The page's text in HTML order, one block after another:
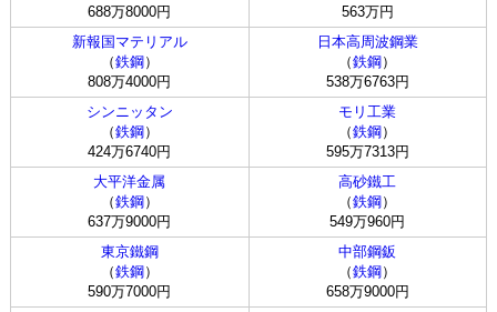
688万8000円
563万円
新報国マテリアル
（鉄鋼）
808万4000円
日本高周波鋼業
（鉄鋼）
538万6763円
シンニッタン
（鉄鋼）
424万6740円
モリ工業
（鉄鋼）
595万7313円
大平洋金属
（鉄鋼）
637万9000円
高砂鐵工
（鉄鋼）
549万960円
東京鐵鋼
（鉄鋼）
590万7000円
中部鋼鈑
（鉄鋼）
658万9000円